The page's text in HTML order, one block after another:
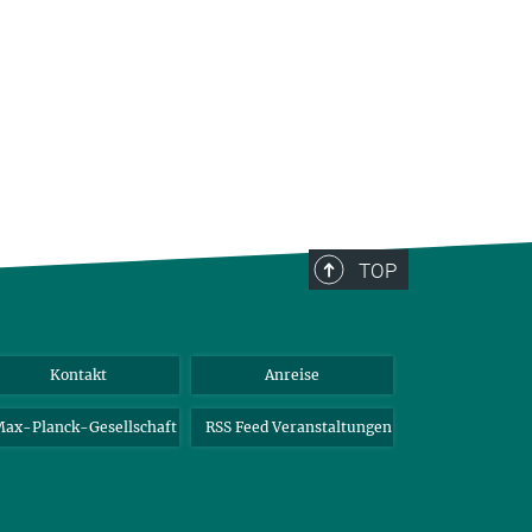
TOP
Kontakt Anreise
Planck-Gesellschaft RSS Feed Veranstaltungen